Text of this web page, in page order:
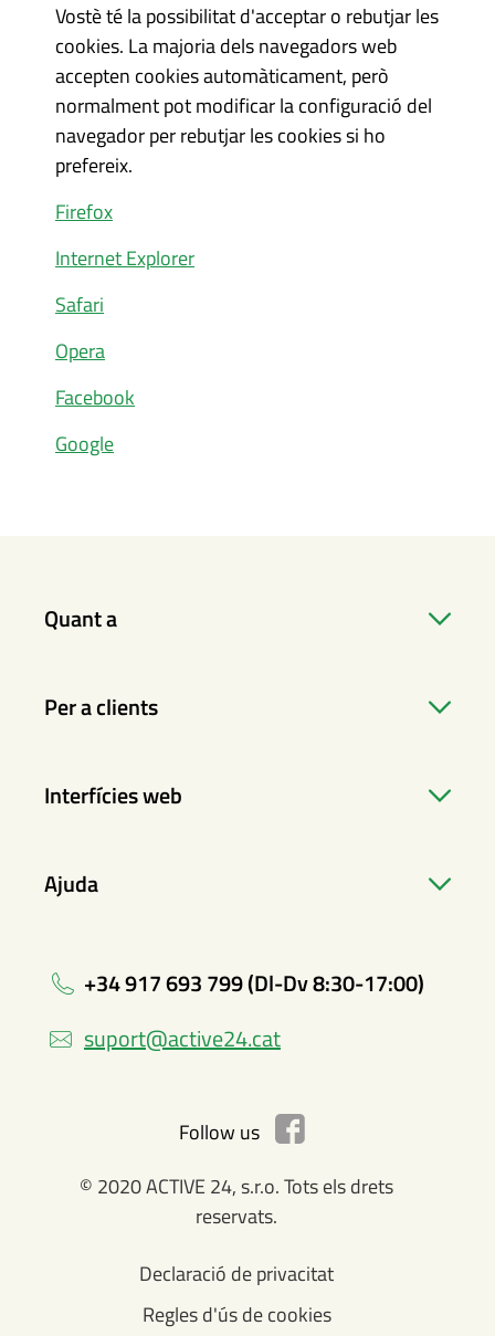
Vostè té la possibilitat d'acceptar o rebutjar les
cookies. La majoria dels navegadors web
accepten cookies automàticament, però
normalment pot modificar la configuració del
navegador per rebutjar les cookies si ho
prefereix.
Firefox
Internet Explorer
Safari
Opera
Facebook
Google
Quant a
Per a clients
Interfícies web
Ajuda
+34 917 693 799 (Dl-Dv 8:30-17:00)
suport@active24.cat
Follow us
© 2020 ACTIVE 24, s.r.o. Tots els drets
reservats.
Declaració de privacitat
Regles d'ús de cookies